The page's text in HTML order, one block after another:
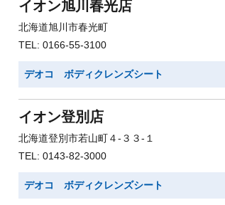
イオン旭川春光店
北海道旭川市春光町
TEL: 0166-55-3100
デオコ ボディクレンズシート
イオン登別店
北海道登別市若山町４-３３-１
TEL: 0143-82-3000
デオコ ボディクレンズシート